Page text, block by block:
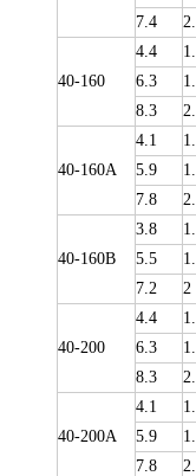
7.4
40-160
4.4
6.3
8.3
40-160A
4.1
5.9
7.8
40-160B
3.8
5.5
7.2
2
40-200
4.4
6.3
8.3
40-200A
4.1
5.9
7.8